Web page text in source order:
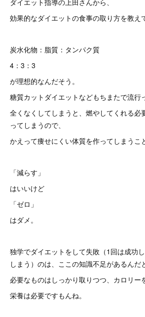
ダイエット指導の上田さんから、
効果的なダイエットの食事の取り方を教え
炭水化物：脂質：タンパク質
4：3：3
が理想的なんだそう。
糖質カットダイエットなどもちまたで流行
全くなくしてしまうと、燃やしてくれる必
ってしまうので、
かえって痩せにくい体質を作ってしまうこ
「減らす」
はいいけど
「ゼロ」
はダメ。
独学でダイエットをして失敗（1回は成功
しまう）のは、ここの知識不足があるんだ
必要なものはしっかり取りつつ、カロリー
栄養は必要ですもんね。